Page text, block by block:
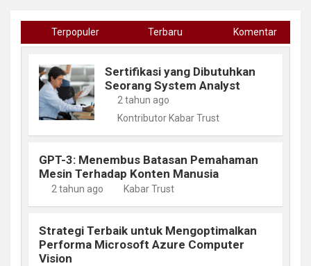
Terpopuler Terbaru Komentar
Sertifikasi yang Dibutuhkan
Seorang System Analyst
2 tahun ago
Kontributor Kabar Trust
GPT-3: Menembus Batasan Pemahaman
Mesin Terhadap Konten Manusia
2 tahun ago Kabar Trust
Strategi Terbaik untuk Mengoptimalkan
Performa Microsoft Azure Computer
Vision